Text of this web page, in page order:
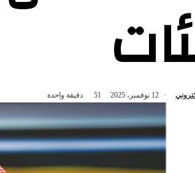
12 نوفمبر، 2025 دقيقة واحدة